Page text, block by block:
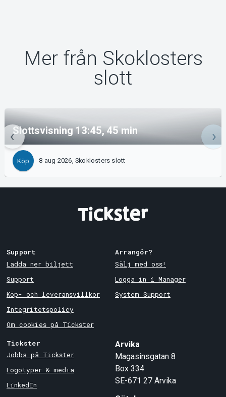
Mer från Skoklosters
slott
Slottsvisning 13:45, 45 min
Köp 8 aug 2026, Skoklosters slott
Support
Ladda ner biljett
Support
Köp- och leveransvillkor
Integritetspolicy
Om cookies på Tickster
Arrangör?
Sälj med oss!
Logga in i Manager
System Support
Tickster
Jobba på Tickster
Logotyper & media
LinkedIn
Arvika
Magasinsgatan 8
Box 334
SE-671 27 Arvika